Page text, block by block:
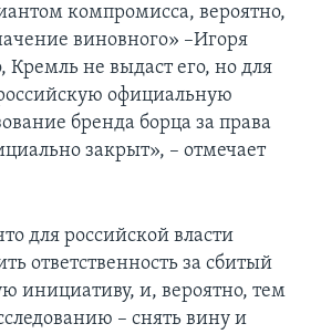
компромисса, вероятно,
виновного» –Игоря
Кремль не выдаст его, но для
официальную
бренда борца за права
закрыт», – отмечает
для российской власти
ответственность за сбитый
инициативу, и, вероятно, тем
– снять вину и